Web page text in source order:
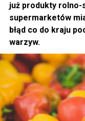
już produkty rolno-
supermarketów
błąd co do kraju
warzyw.